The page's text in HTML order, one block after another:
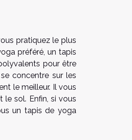
pratiquez le plus
préféré, un tapis
pour être
concentre sur les
le meilleur. Il vous
le sol. Enfin, si vous
un tapis de yoga